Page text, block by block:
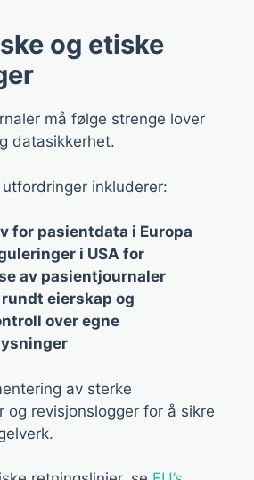
og etiske
må følge strenge lover
datasikkerhet.
inkluderer:
for pasientdata i Europa
i USA for
av pasientjournaler
eierskap og
over egne
av sterke
og revisjonslogger for å sikre